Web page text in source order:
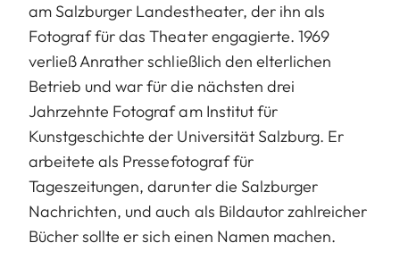
am Salzburger Landestheater, der ihn als
Fotograf für das Theater engagierte. 1969
verließ Anrather schließlich den elterlichen
Betrieb und war für die nächsten drei
Jahrzehnte Fotograf am Institut für
Kunstgeschichte der Universität Salzburg. Er
arbeitete als Pressefotograf für
Tageszeitungen, darunter die Salzburger
Nachrichten, und auch als Bildautor zahlreicher
Bücher sollte er sich einen Namen machen.